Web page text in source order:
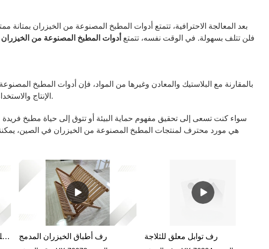
بعد المعالجة الاحترافية، تتمتع أدوات المطبخ المصنوعة من الخيزران
فلن تتلف بسهولة. في الوقت نفسه، تتمتع أدوات المطبخ المصنوعة من الخيزران
بالمقارنة مع البلاستيك والمعادن وغيرها من المواد، فإن أدوات المطبخ
الإنتاج والاستخدام، وهو ما يتماشى تمامًا مع الاتجاه الحالي للسعي إلى حياة خضراء وصحية.
سواء كنت تسعى إلى تحقيق مفهوم حماية البيئة أو تتوق إلى حياة مطبخ فريدة
رف منظم للمكتب من الخيزران بثلاث طبقات رف أطباق الخيزران المدمج رف توابل معلق للثلاجة